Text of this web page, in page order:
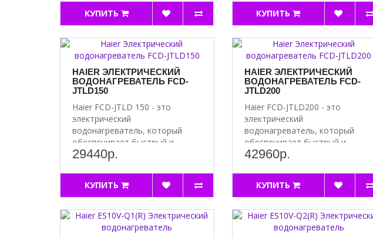
КУПИТЬ КУПИТЬ
HAIER ЭЛЕКТРИЧЕСКИЙ
ВОДОНАГРЕВАТЕЛЬ FCD-
JTLD150
Haier FCD-JTLD 150 - это
электрический
водонагреватель, который
обеспечивает быстрый и
эффективный н..
29440р.
КУПИТЬ
HAIER ЭЛЕКТРИЧЕСКИЙ
ВОДОНАГРЕВАТЕЛЬ FCD-
JTLD200
Haier FCD-JTLD200 - это
электрический
водонагреватель, который
обеспечивает быстрый и
эффективный на..
42960р.
КУПИТЬ